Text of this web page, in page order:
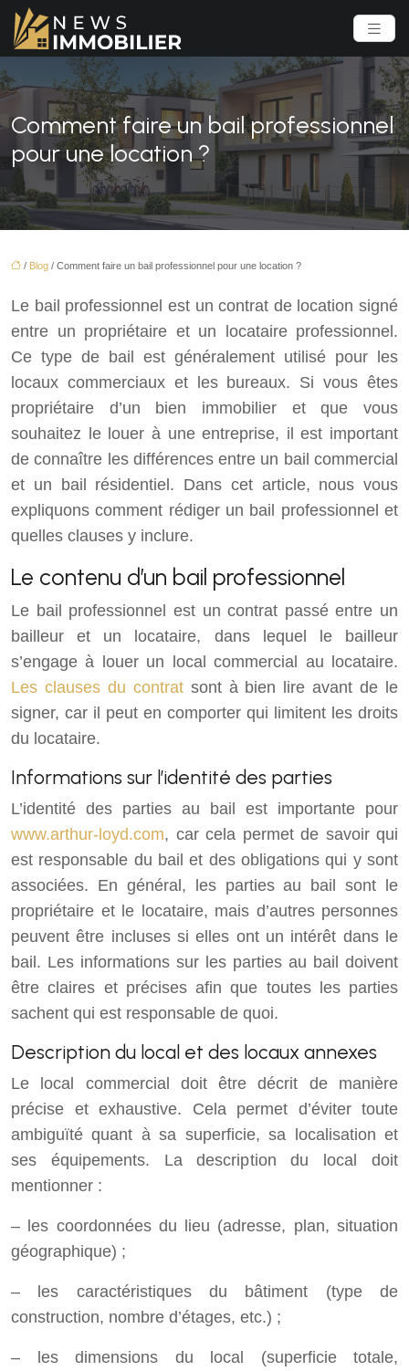
Comment faire un bail professionnel
pour une location ?
/ Blog / Comment faire un bail professionnel pour une location ?
Le bail professionnel est un contrat de location signé
entre un propriétaire et un locataire professionnel.
Ce type de bail est généralement utilisé pour les
locaux commerciaux et les bureaux. Si vous êtes
propriétaire d’un bien immobilier et que vous
souhaitez le louer à une entreprise, il est important
de connaître les différences entre un bail commercial
et un bail résidentiel. Dans cet article, nous vous
expliquons comment rédiger un bail professionnel et
quelles clauses y inclure.
Le contenu d’un bail professionnel
Le bail professionnel est un contrat passé entre un
bailleur et un locataire, dans lequel le bailleur
s’engage à louer un local commercial au locataire.
Les clauses du contratsont à bien lire avant de le
signer, car il peut en comporter qui limitent les droits
du locataire.
Informations sur l’identité des parties
L’identité des parties au bail est importante pour
www.arthur-loyd.com, car cela permet de savoir qui
est responsable du bail et des obligations qui y sont
associées. En général, les parties au bail sont le
propriétaire et le locataire, mais d’autres personnes
peuvent être incluses si elles ont un intérêt dans le
bail. Les informations sur les parties au bail doivent
être claires et précises afin que toutes les parties
sachent qui est responsable de quoi.
Description du local et des locaux annexes
Le local commercial doit être décrit de manière
précise et exhaustive. Cela permet d’éviter toute
ambiguïté quant à sa superficie, sa localisation et
ses équipements. La description du local doit
mentionner :
– les coordonnées du lieu (adresse, plan, situation
géographique) ;
– les caractéristiques du bâtiment (type de
construction, nombre d’étages, etc.) ;
– les dimensions du local (superficie totale,